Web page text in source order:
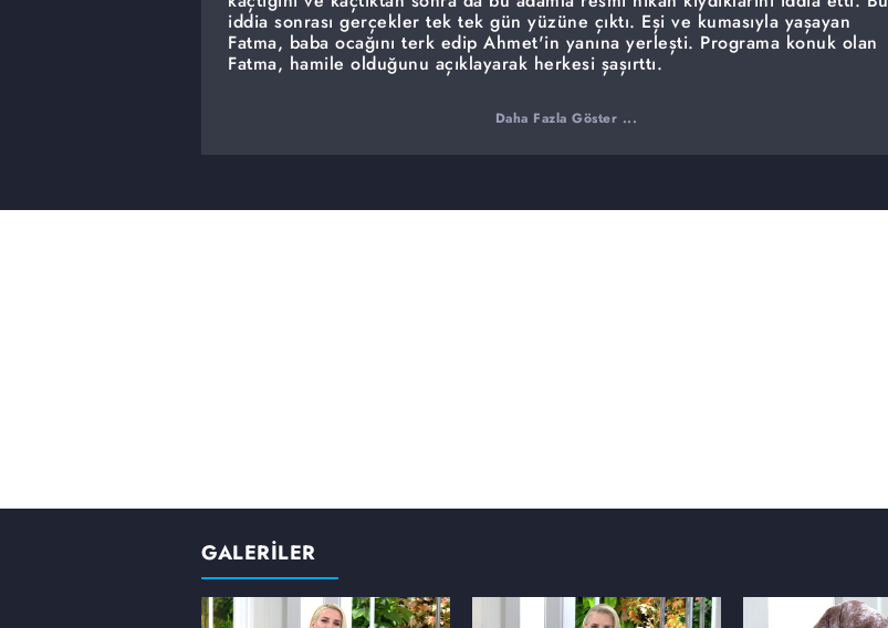
iddia sonrası gerçekler tek tek gün yüzüne çıktı. Eşi ve kumasıyla yaşayan
Fatma, baba ocağını terk edip Ahmet'in yanına yerleşti. Programa konuk olan
Fatma, hamile olduğunu açıklayarak herkesi şaşırttı.
Daha Fazla Göster ...
GALERİLER